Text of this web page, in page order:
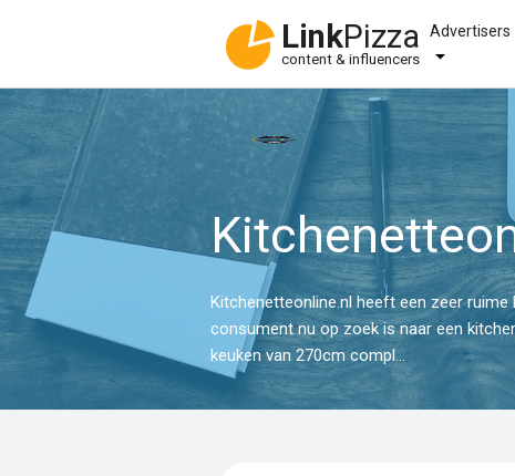
LinkPizza
content & influencers
Advertisers
Kitchenetteonline.nl heeft een zeer
consument nu op zoek is naar een
keuken van 270cm compl...